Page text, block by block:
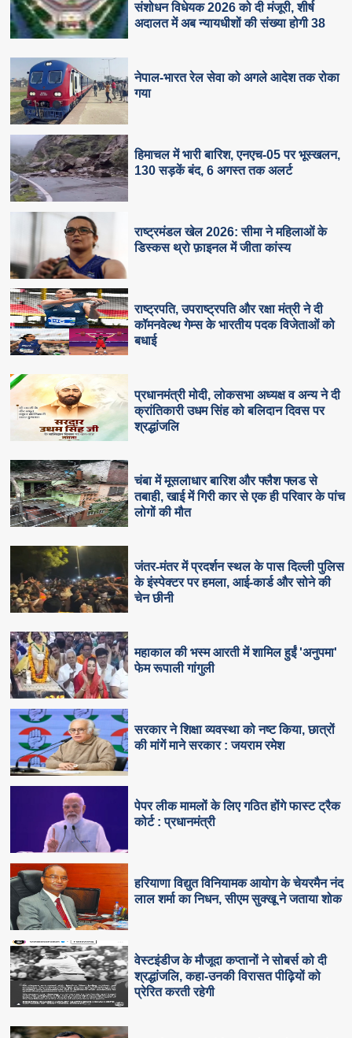
संशोधन विधेयक 2026 को दी मंजूरी, शीर्ष
अदालत में अब न्यायधीशों की संख्या होगी 38
नेपाल-भारत रेल सेवा को अगले आदेश तक रोका
गया
हिमाचल में भारी बारिश, एनएच-05 पर भूस्खलन,
130 सड़कें बंद, 6 अगस्त तक अलर्ट
राष्ट्रमंडल खेल 2026: सीमा ने महिलाओं के
डिस्कस थ्रो फ़ाइनल में जीता कांस्य
राष्ट्रपति, उपराष्ट्रपति और रक्षा मंत्री ने दी
कॉमनवेल्थ गेम्स के भारतीय पदक विजेताओं को
बधाई
प्रधानमंत्री मोदी, लोकसभा अध्यक्ष व अन्य ने दी
क्रांतिकारी उधम सिंह को बलिदान दिवस पर
श्रद्धांजलि
चंबा में मूसलाधार बारिश और फ्लैश फ्लड से
तबाही, खाई में गिरी कार से एक ही परिवार के पांच
लोगों की मौत
जंतर-मंतर में प्रदर्शन स्थल के पास दिल्ली पुलिस
के इंस्पेक्टर पर हमला, आई-कार्ड और सोने की
चेन छीनी
महाकाल की भस्म आरती में शामिल हुईं 'अनुपमा'
फेम रूपाली गांगुली
सरकार ने शिक्षा व्यवस्था को नष्ट किया, छात्रों
की मांगें माने सरकार : जयराम रमेश
पेपर लीक मामलों के लिए गठित होंगे फास्ट ट्रैक
कोर्ट : प्रधानमंत्री
हरियाणा विद्युत विनियामक आयोग के चेयरमैन नंद
लाल शर्मा का निधन, सीएम सुक्‍खू ने जताया शोक
वेस्टइंडीज के मौजूदा कप्तानों ने सोबर्स को दी
श्रद्धांजलि, कहा-उनकी विरासत पीढ़ियों को
प्रेरित करती रहेगी